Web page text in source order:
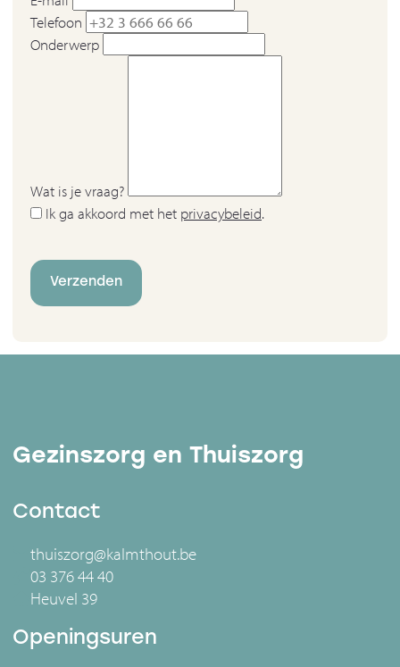
Telefoon
Onderwerp
Wat is je vraag?
Ik ga akkoord met het privacybeleid.
Verzenden
Gezinszorg en Thuiszorg
Contact
thuiszorg@kalmthout.be
03 376 44 40
Heuvel 39
Openingsuren